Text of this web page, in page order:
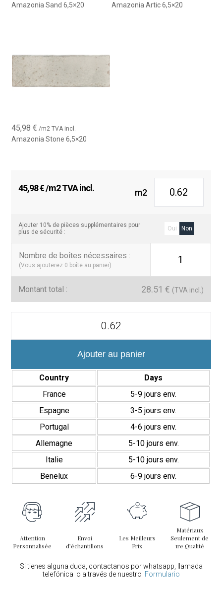
Amazonia Sand 6,5×20 Amazonia Artic 6,5×20
45,98€ /m2 TVA incl.
Amazonia Stone 6,5×20
45,98€/m2 TVA incl. m2
Ajouter 10% de pièces supplémentaires pour
plus de sécurité :
Oui Non
Nombre de boîtes nécessaires :
(Vous ajouterez 0 boîte au panier) 1
Montant total : 28.51 € (TVA incl.)
Pasta
Brillo
Ajouter au panier
Country
Days
France
5-9 jours env.
Espagne
3-5 jours env.
Portugal
4-6 jours env.
Allemagne
5-10 jours env.
Italie
5-10 jours env.
Benelux
6-9 jours env.
Attention
Personnalisée
Envoi
d’échantillons
Les Meilleurs
Prix
Matériaux
Seulement de
1re Qualité
Si tienes alguna duda, contactanos por whatsapp, llamada
telefónica o a través de nuestro Formulario